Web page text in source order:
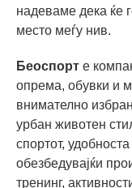
надеваме дека ќе
место меѓу нив.
Беоспорт е
опрема, обувки и
внимателно
урбан животен
спортот,
обезбедувајќи
тренинг,